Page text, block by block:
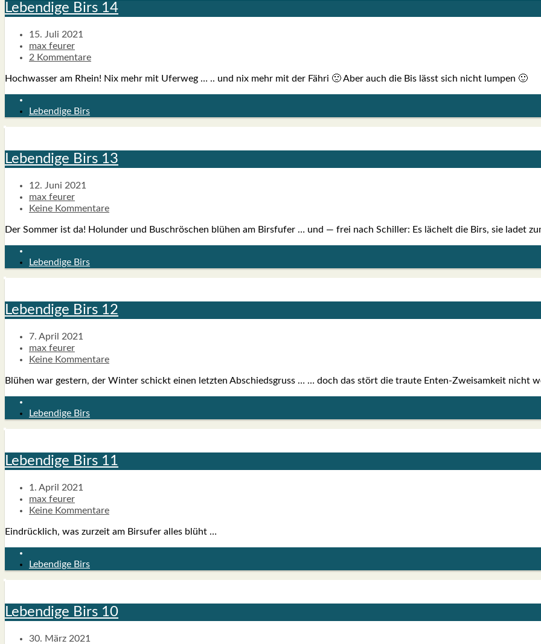
Leben­di­ge Birs 14
15. Juli 2021
max feurer
2 Kommentare
Hoch­was­ser am Rhein! Nix mehr mit Ufer­weg … .. und nix mehr mit der Fähri 🙁 Aber auch die Bis lässt sich nicht lum­pen 🙂
Lebendige Birs
Leben­di­ge Birs 13
12. Juni 2021
max feurer
Keine Kommentare
Der Som­mer ist da! Holun­der und Busch­rös­chen blü­hen am Birs­fu­fer … und — frei nach Schil­ler: Es lächelt die Birs, sie ladet
Lebendige Birs
Leben­di­ge Birs 12
7. April 2021
max feurer
Keine Kommentare
Blü­hen war ges­tern, der Win­ter schickt einen letz­ten Abschieds­gruss … … doch das stört die trau­te Enten-Zwei­­sam­keit nicht
Lebendige Birs
Leben­di­ge Birs 11
1. April 2021
max feurer
Keine Kommentare
Ein­drück­lich, was zur­zeit am Bir­s­ufer alles blüht …
Lebendige Birs
Leben­di­ge Birs 10
30. März 2021